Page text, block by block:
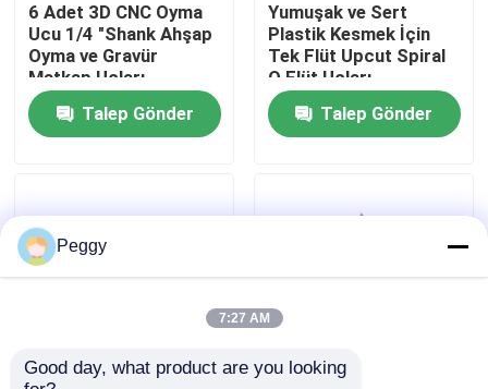
Kalite kontrol
Bize ulaşın
Düz Yönlendirici Bit
Profil Yönlendirici Bit
Ortak Yönlendirici Bit
6 Adet 3D CNC Oyma
Ucu 1/4 "Shank Ahşap
Oyma ve Gravür
Matkap Uçları
Talep Gönder
Yumuşak ve Sert
Plastik Kesmek İçin
Tek Flüt Upcut Spiral
O Flüt Uçları
Talep Gönder
Peggy
7:27 AM
Good day, what product are you looking